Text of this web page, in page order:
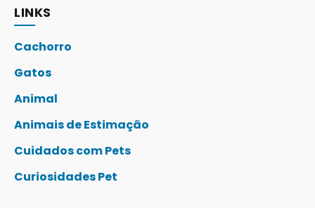
LINKS
Cachorro
Gatos
Animal
Animais de Estimação
Cuidados com Pets
Curiosidades Pet